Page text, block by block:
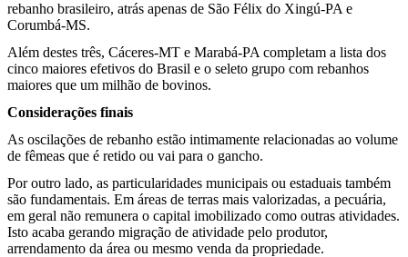
rebanho brasileiro, atrás apenas de São Félix do Xingú-PA e
Corumbá-MS.
Além destes três, Cáceres-MT e Marabá-PA completam a lista dos
cinco maiores efetivos do Brasil e o seleto grupo com rebanhos
maiores que um milhão de bovinos.
Considerações finais
As oscilações de rebanho estão intimamente relacionadas ao volume
de fêmeas que é retido ou vai para o gancho.
Por outro lado, as particularidades municipais ou estaduais também
são fundamentais. Em áreas de terras mais valorizadas, a pecuária,
em geral não remunera o capital imobilizado como outras atividades.
Isto acaba gerando migração de atividade pelo produtor,
arrendamento da área ou mesmo venda da propriedade.